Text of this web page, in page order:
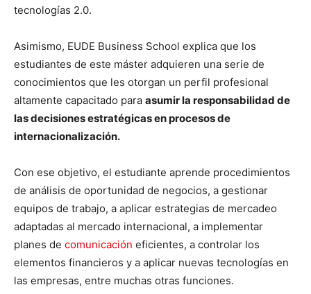
tecnologías 2.0.
Asimismo, EUDE Business School explica que los
estudiantes de este máster adquieren una serie de
conocimientos que les otorgan un perfil profesional
altamente capacitado para asumir la responsabilidad de
las decisiones estratégicas en procesos de
internacionalización.
Con ese objetivo, el estudiante aprende procedimientos
de análisis de oportunidad de negocios, a gestionar
equipos de trabajo, a aplicar estrategias de mercadeo
adaptadas al mercado internacional, a implementar
planes de comunicación eficientes, a controlar los
elementos financieros y a aplicar nuevas tecnologías en
las empresas, entre muchas otras funciones.